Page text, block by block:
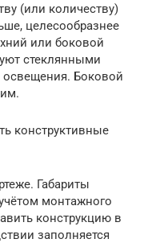
(или количеству)
целесообразнее
или боковой
стеклянными
освещения. Боковой
конструктивные
Габариты
монтажного
конструкцию в
заполняется